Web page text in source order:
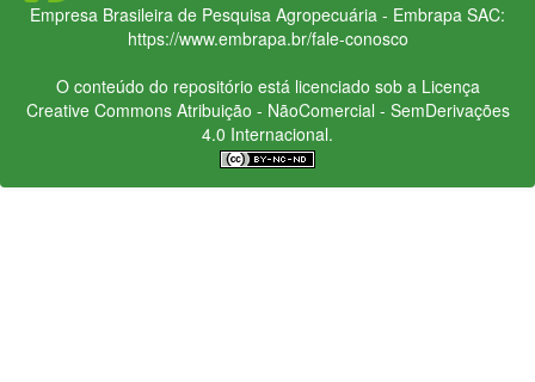
Empresa Brasileira de Pesquisa Agropecuária - Embrapa SAC:
https://www.embrapa.br/fale-conosco
O conteúdo do repositório está licenciado sob a Licença
Creative CommonsAtribuição - NãoComercial - SemDerivações
4.0 Internacional.